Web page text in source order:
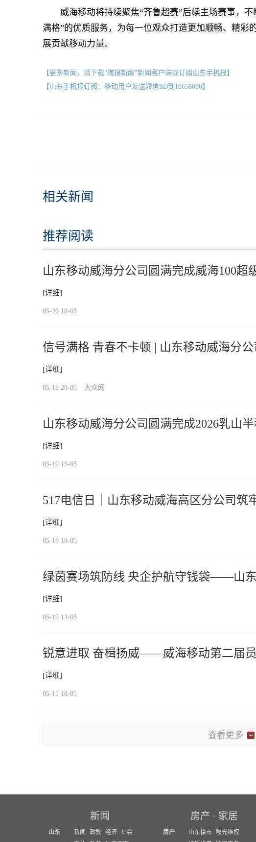
威海移动将持续聚焦“齐鲁超赛”后续主场赛事，不
满格”的优质服务，为每一位观众打造更加顺畅、精彩
展贡献移动力量。
【更多新闻，请下载"海报新闻"新闻客户端或订阅山东手机报】
【山东手机报订阅：移动用户发送短信SD到10658000】
相关新闻
推荐阅读
山东移动威海分公司圆满完成威海100超
[详细]
05-20 18-05
信号满格 青春不卡顿 | 山东移动威海分
障
[详细]
05-19 20-05 大众网
山东移动威海分公司圆满完成2026乳山
[详细]
05-19 15-05
517电信日｜山东移动威海高区分公司筑
[详细]
05-18 19-05
绿茵赛场筑防线 央企护航守钱袋——山
走进足球赛事现场
[详细]
05-19 13-05
锐意进取 奋楫扬威——威海移动第二届
[详细]
05-15 18-05
查看更多
新闻
山东 新闻 政教 经济 社会
房产 · 家居
房产 山东楼市
曝光维权